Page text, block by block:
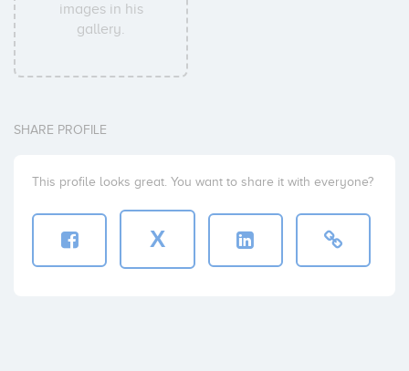
images in his
gallery.
SHARE PROFILE
This profile looks great. You want to share it with everyone?
X